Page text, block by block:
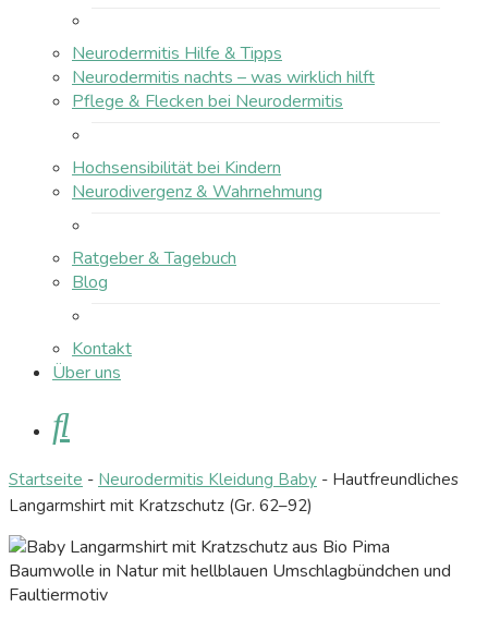
Neurodermitis Hilfe & Tipps
Neurodermitis nachts – was wirklich hilft
Pflege & Flecken bei Neurodermitis
Hochsensibilität bei Kindern
Neurodivergenz & Wahrnehmung
Ratgeber & Tagebuch
Blog
Kontakt
Über uns
Suche
Startseite - Neurodermitis Kleidung Baby - Hautfreundliches
Langarmshirt mit Kratzschutz (Gr. 62–92)